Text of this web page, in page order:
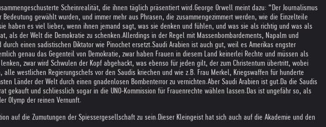
Scheinrealität, die ihnen täglich präsentiert wird.George Orwell meint dazu: “Der Journalismus
gewählt wurden, und immer mehr aus Phrasen, die zusammengezimmert werden, wie die Einzelteile
haben es viel lieber, wenn ihnen jemand sagt, was sie denken und fühlen, und was sie als richtig und was als
als der Welt die Demokratie zu schenken.Allerdings in der Regel mit Massenbombardements, Napalm und
einen sadistischen Diktator wie Pinochet ersetzt.Saudi Arabien ist auch gut, weil es Amerikas engster
genau das Gegenteil von Demokratie, zwar haben Frauen in diesem Land keinerlei Rechte und müssen als
zwar wird Schwulen der Kopf abgehackt, was ebenso für jeden gilt, der zum Christentum übertritt, wobei
westlichen Regierungschefs vor den Saudis kriechen und wie z.B. Frau Merkel, Kriegswaffen für hunderte
Länder der Welt durch einen gnadenlosen Bombenterror zu vernichten.Aber Saudi Arabien ist gut. Da die Saudis
gekauft und schliesslich sogar in die UNO-Kommission für Frauenrechte wählen lassen. Das ist ungefähr so, als
Olymp der reinen Vernunft.
auf die Zumutungen der Spiessergesellschaft zu sein. Dieser Kleingeist hat sich auch auf die Akademie und den